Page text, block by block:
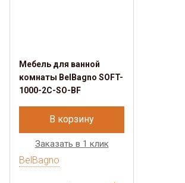
Мебель для ванной
комнаты BelBagno SOFT-
1000-2C-SO-BF
В корзину
Заказать в 1 клик
BelBagno